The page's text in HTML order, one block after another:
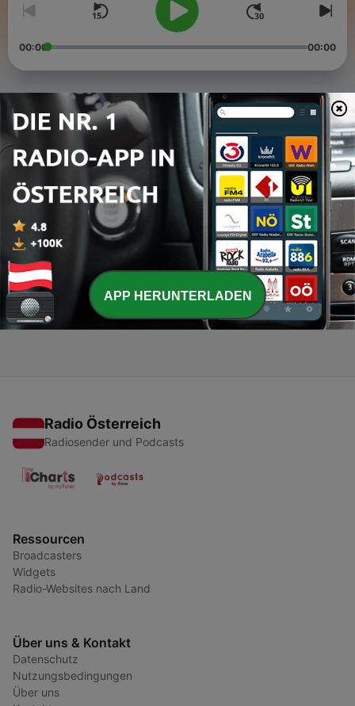
00:00 00:00
Folgen
9 - Die Glitzer-Gang - Trailer
29 Mai 2026
7 - Die Glitzer-Gang - Alles Silber Alles Gold
6 - Die Glitzer-Gang - Der Quälgeist
02 Okt. 2025
5 - Die Glitzer-Gang - Zu viel Zaster
02 Okt. 2025
Radio Österreich
Radiosender und Podcasts
Ressourcen
Broadcasters
Widgets
Radio-Websites nach Land
Über uns & Kontakt
Datenschutz
Nutzungsbedingungen
Über uns
APP HERUNTERLADEN